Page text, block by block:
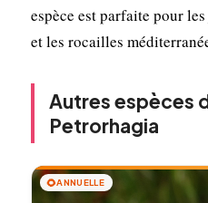
espèce est parfaite pour
et les rocailles
Autres espèces
Petrorhagia
🌻ANNUELLE